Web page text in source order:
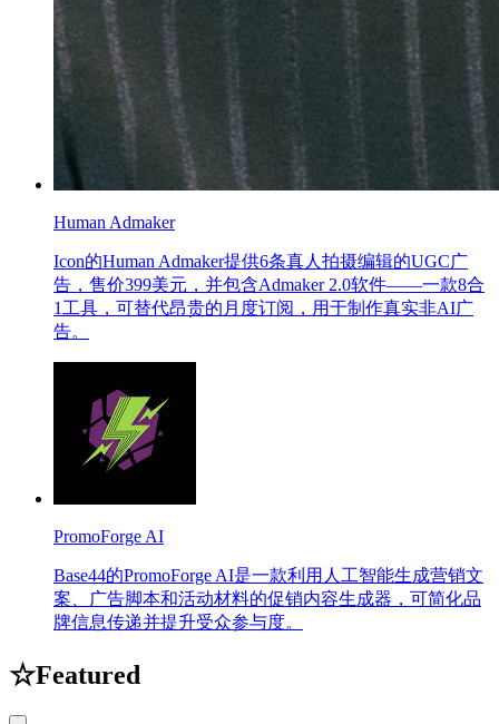
Human Admaker
Icon的Human Admaker提供6条真人拍摄编辑的UGC广
告，售价399美元，并包含Admaker 2.0软件——一款8合
1工具，可替代昂贵的月度订阅，用于制作真实非AI广
告。
PromoForge AI
Base44的PromoForge AI是一款利用人工智能生成营销文
案、广告脚本和活动材料的促销内容生成器，可简化品
牌信息传递并提升受众参与度。
☆Featured